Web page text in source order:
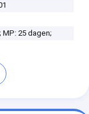
25 dagen;